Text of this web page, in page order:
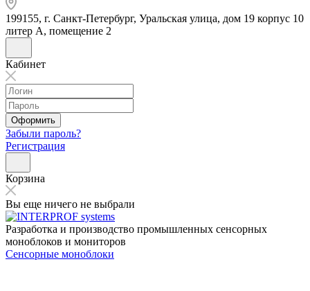
199155, г. Санкт-Петербург, Уральская улица, дом 19 корпус 10
литер А, помещение 2
Кабинет
Оформить
Забыли пароль?
Регистрация
Корзина
Вы еще ничего не выбрали
Разработка и производство промышленных сенсорных
моноблоков и мониторов
Сенсорные моноблоки